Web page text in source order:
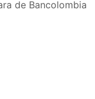
de Bancolombia